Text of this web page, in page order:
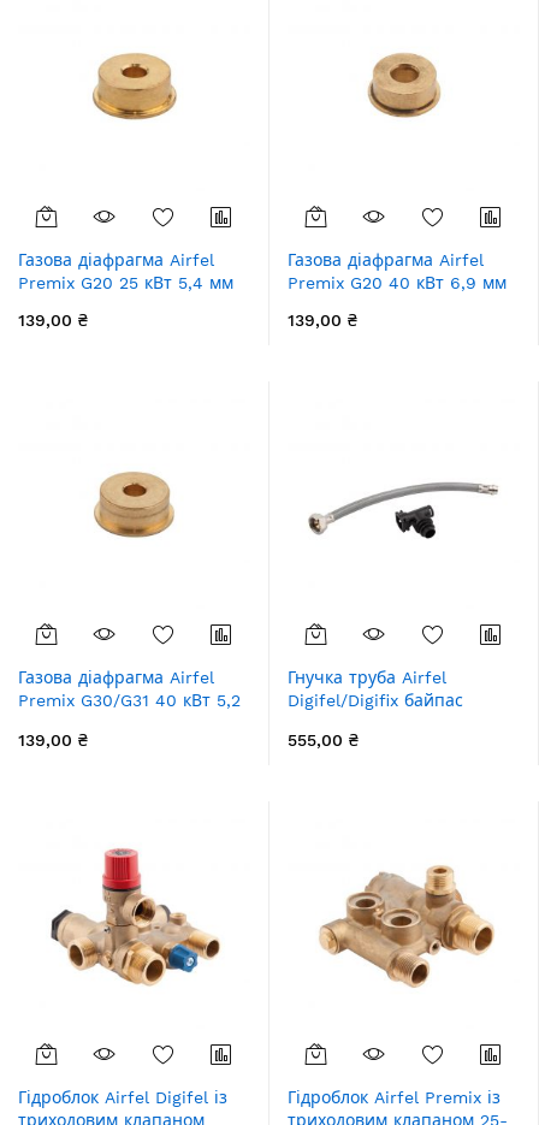
Газова діафрагма Airfel
Premix G20 25 кВт 5,4 мм
139,00 ₴
Газова діафрагма Airfel
Premix G20 40 кВт 6,9 мм
139,00 ₴
Газова діафрагма Airfel
Premix G30/G31 40 кВт 5,2
139,00 ₴
Гнучка труба Airfel
Digifel/Digifix байпас
555,00 ₴
Гідроблок Airfel Digifel із
триходовим клапаном
Гідроблок Airfel Premix із
триходовим клапаном 25-